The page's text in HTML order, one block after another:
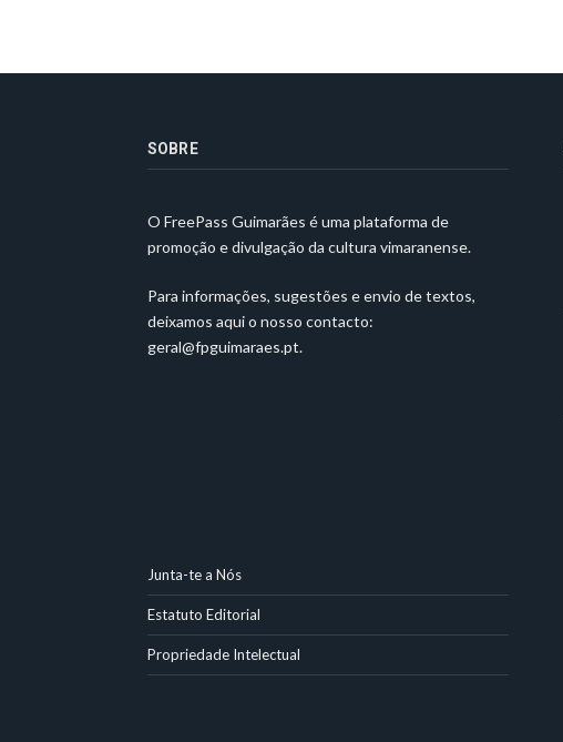
SOBRE
O FreePass Guimarães é uma plataforma de
promoção e divulgação da cultura vimaranense.
Para informações, sugestões e envio de textos,
deixamos aqui o nosso contacto:
geral@fpguimaraes.pt.
Junta-te a Nós
Estatuto Editorial
Propriedade Intelectual